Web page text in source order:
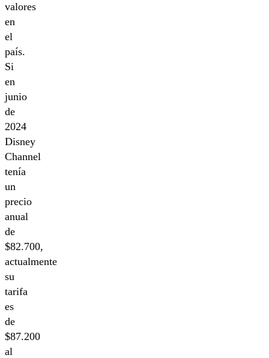
valores
en
el
país.
Si
en
junio
de
2024
Disney
Channel
tenía
un
precio
anual
de
$82.700,
actualmente
su
tarifa
es
de
$87.200
al